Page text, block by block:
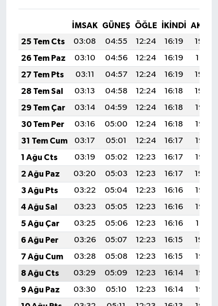
İMSAK GÜNEŞ ÖĞLE İKINDI
25 Tem Cts
03:08 04:55 12:24 16:19
19:42
26 Tem Paz
03:10 04:56 12:24 16:19
19:41
27 Tem Pts
03:11 04:57 12:24 16:19
19:40
28 Tem Sal
03:13 04:58 12:24 16:18
19:39
29 Tem Çar
03:14 04:59 12:24 16:18
19:38
30 Tem Per
03:16 05:00 12:24 16:18
19:37
31 Tem Cum
03:17 05:01 12:24 16:17
19:36
1 Ağu Cts
03:19 05:02 12:23 16:17
19:35
2 Ağu Paz
03:20 05:03 12:23 16:17
19:34
3 Ağu Pts
03:22 05:04 12:23 16:16
19:33
4 Ağu Sal
03:23 05:05 12:23 16:16
19:32
5 Ağu Çar
03:25 05:06 12:23 16:16
19:31
6 Ağu Per
03:26 05:07 12:23 16:15
19:29
7 Ağu Cum
03:28 05:08 12:23 16:15
19:28
8 Ağu Cts
03:29 05:09 12:23 16:14
19:27
9 Ağu Paz
03:30 05:10 12:23 16:14
19:26